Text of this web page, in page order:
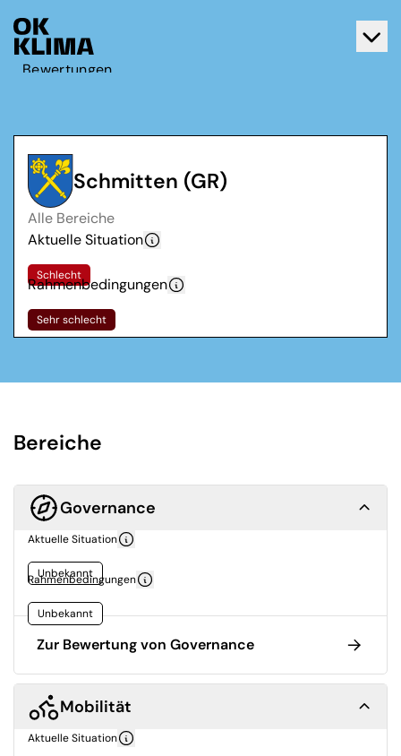
Bewertungen
Kontakt
Deutsch
Français
Schmitten (GR)
Alle Bereiche
Aktuelle Situation
Schlecht
Rahmenbedingungen
Sehr schlecht
Bereiche
Governance
Aktuelle Situation
Unbekannt
Rahmenbedingungen
Unbekannt
Zur Bewertung von Governance
Mobilität
Aktuelle Situation